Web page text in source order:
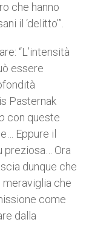
che hanno
il ‘delitto’”.
“L’intensità
essere
Pasternak
con queste
Eppure il
preziosa… Ora
dunque che
meraviglia che
come
dalla